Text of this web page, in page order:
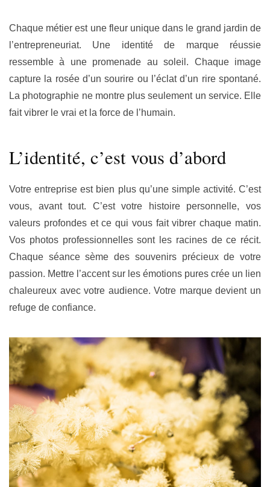
Chaque métier est une fleur unique dans le grand jardin de
l’entrepreneuriat. Une identité de marque réussie
ressemble à une promenade au soleil. Chaque image
capture la rosée d’un sourire ou l’éclat d’un rire spontané.
La photographie ne montre plus seulement un service. Elle
fait vibrer le vrai et la force de l’humain.
L’identité, c’est vous d’abord
Votre entreprise est bien plus qu’une simple activité. C’est
vous, avant tout. C’est votre histoire personnelle, vos
valeurs profondes et ce qui vous fait vibrer chaque matin.
Vos photos professionnelles sont les racines de ce récit.
Chaque séance sème des souvenirs précieux de votre
passion. Mettre l’accent sur les émotions pures crée un lien
chaleureux avec votre audience. Votre marque devient un
refuge de confiance.